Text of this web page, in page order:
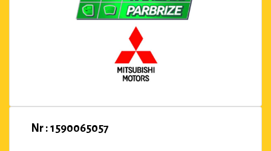
Nr : 1590065057